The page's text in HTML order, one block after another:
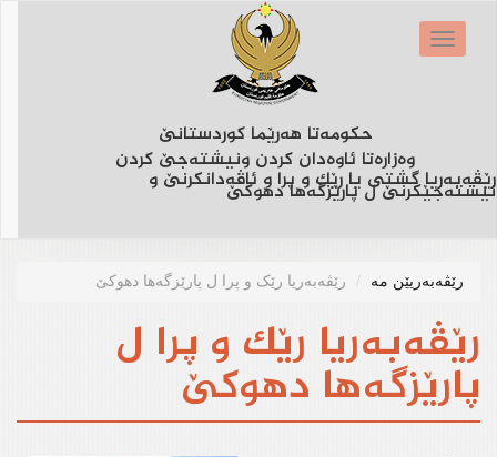
حكومه‌تا هه‌رێما كوردستانێ
وه‌زاره‌تا ئاوه‌دان كردن ونیشته‌جێ كردن
رێڤەبەریا گشتی یا رێک و پرا و ئاڤەدانکرنێ و
نیشتەجێکرنێ ل پارێزگەها دهوکێ
Toggle
رێڤەبەریێن مە رێڤه‌به‌ریا رێک و پرا ل پارێزگه‌ها دهوکێ
رێڤه‌به‌ریا رێک و پرا ل
پارێزگه‌ها دهوکێ